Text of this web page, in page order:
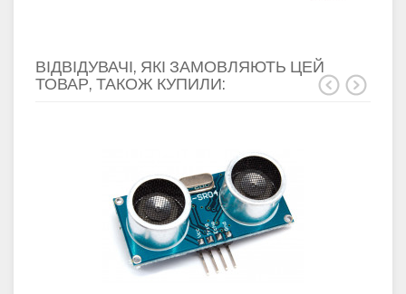
ВІДВІДУВАЧІ, ЯКІ ЗАМОВЛЯЮТЬ ЦЕЙ
ТОВАР, ТАКОЖ КУПИЛИ: